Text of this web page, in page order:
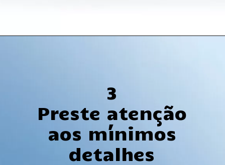
3
Preste atenção
aos mínimos
detalhes